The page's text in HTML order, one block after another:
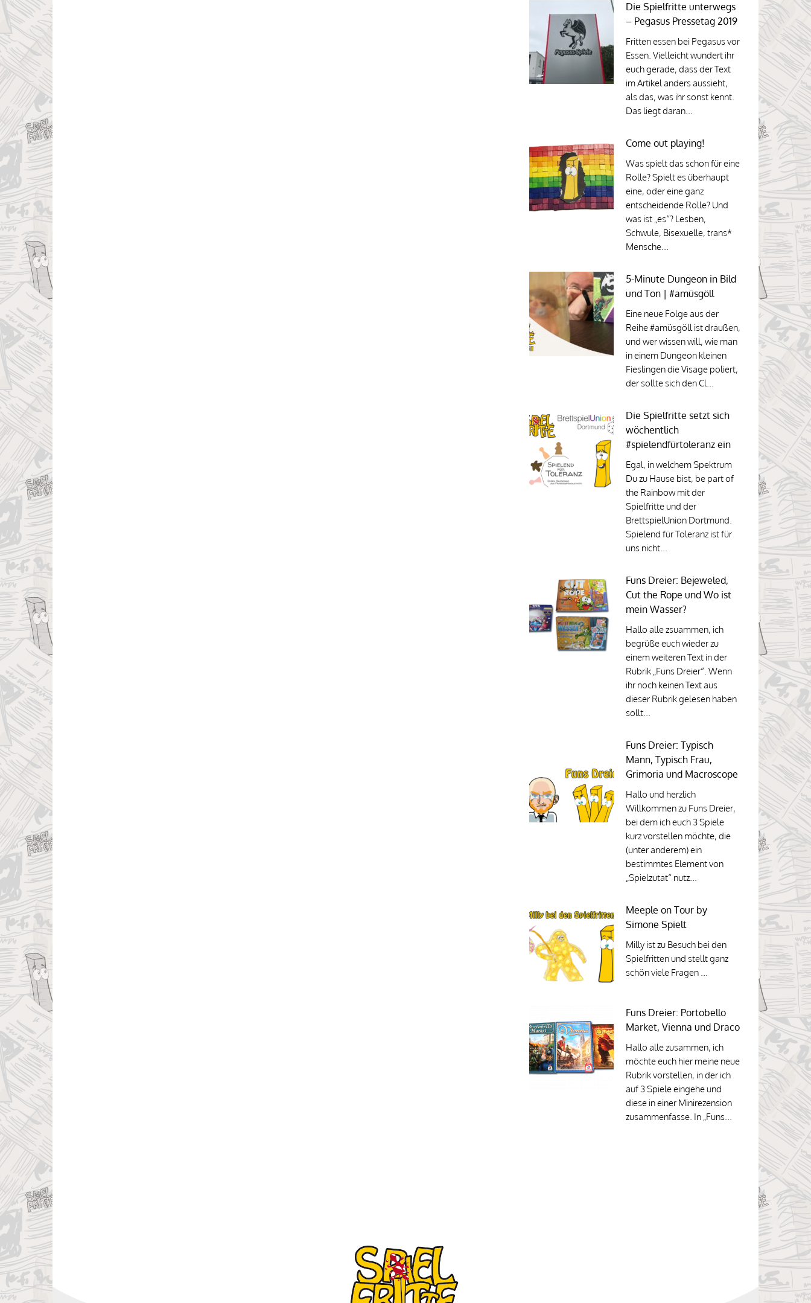
Die Spielfritte unterwegs
– Pegasus Pressetag 2019
Fritten essen bei Pegasus vor
Essen. Vielleicht wundert ihr
euch gerade, dass der Text
im Artikel anders aussieht,
als das, was ihr sonst kennt.
Das liegt daran...
Come out playing!
Was spielt das schon für eine
Rolle? Spielt es überhaupt
eine, oder eine ganz
entscheidende Rolle? Und
was ist „es“? Lesben,
Schwule, Bisexuelle, trans*
Mensche...
5-Minute Dungeon in Bild
und Ton | #amüsgöll
Eine neue Folge aus der
Reihe #amüsgöll ist draußen,
und wer wissen will, wie man
in einem Dungeon kleinen
Fieslingen die Visage poliert,
der sollte sich den Cl...
Die Spielfritte setzt sich
wöchentlich
#spielendfürtoleranz ein
Egal, in welchem Spektrum
Du zu Hause bist, be part of
the Rainbow mit der
Spielfritte und der
BrettspielUnion Dortmund.
Spielend für Toleranz ist für
uns nicht...
Funs Dreier: Bejeweled,
Cut the Rope und Wo ist
mein Wasser?
Hallo alle zsuammen, ich
begrüße euch wieder zu
einem weiteren Text in der
Rubrik „Funs Dreier“. Wenn
ihr noch keinen Text aus
dieser Rubrik gelesen haben
sollt...
Funs Dreier: Typisch
Mann, Typisch Frau,
Grimoria und Macroscope
Hallo und herzlich
Willkommen zu Funs Dreier,
bei dem ich euch 3 Spiele
kurz vorstellen möchte, die
(unter anderem) ein
bestimmtes Element von
„Spielzutat“ nutz...
Meeple on Tour by
Simone Spielt
Milly ist zu Besuch bei den
Spielfritten und stellt ganz
schön viele Fragen ...
Funs Dreier: Portobello
Market, Vienna und Draco
Hallo alle zusammen, ich
möchte euch hier meine neue
Rubrik vorstellen, in der ich
auf 3 Spiele eingehe und
diese in einer Minirezension
zusammenfasse. In „Funs...